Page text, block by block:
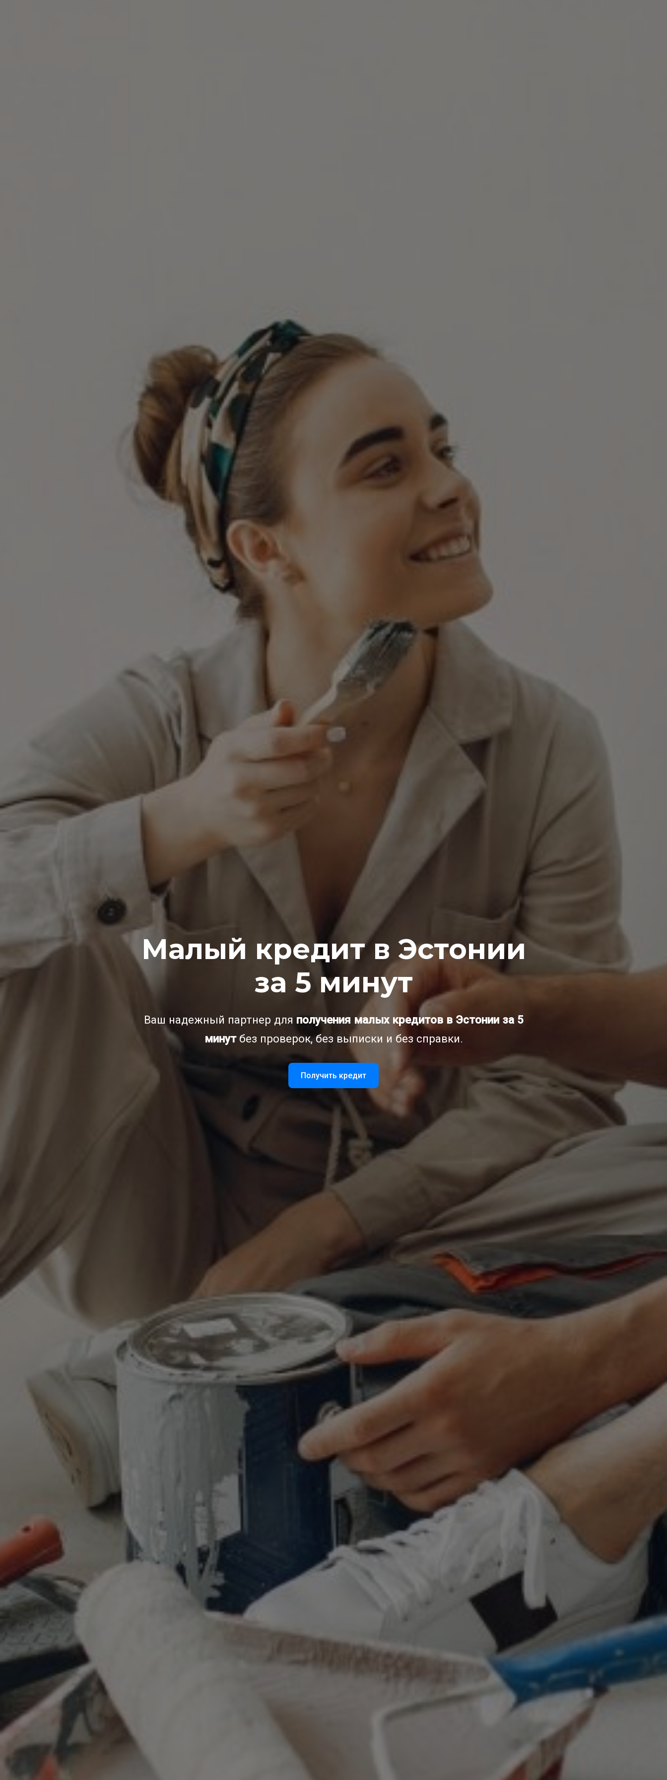
Малый кредит в Эстонии
за 5 минут
Ваш надежный партнер для получения малых кредитов в Эстонии за 5
минутбез проверок, без выписки и без справки.
Получить кредит